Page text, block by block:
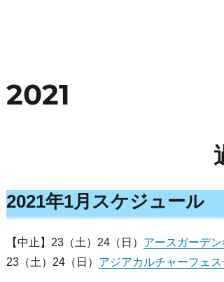
2021
2021年1月スケジュール
【中止】23（土）24（日） アースガーデ
23（土）24（日） アジアカルチャーフェ